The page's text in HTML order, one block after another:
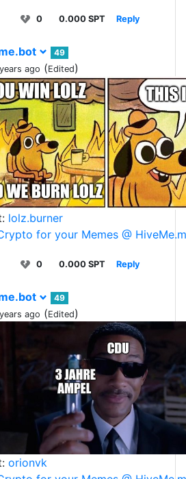
0 0.000 SPT Reply
49
ago (Edited)
lolz.burner
for your Memes @
0 0.000 SPT Reply
49
ago (Edited)
orionvk